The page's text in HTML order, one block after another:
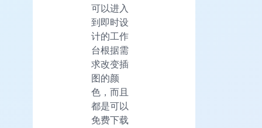
可以进入
到即时设
计的工作
台根据需
求改变插
图的颜
色，而且
都是可以
免费下载